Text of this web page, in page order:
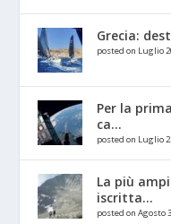
Grecia:
posted on Luglio
Per la
ca...
posted on Luglio
La più
iscritta...
posted on Agosto